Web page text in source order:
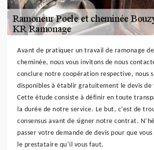
Avant de pratiquer un travail de ramonage
cheminée, nous vous invitons de nous
conclure notre coopération respective, nous
disponibles à établir gratuitement le devis
Cette étude consiste à définir en toute
la durée de notre service. Le but, c’est de
consensus avant de signer notre contrat.
passer votre demande de devis pour que
le prestataire qu’il vous faut.